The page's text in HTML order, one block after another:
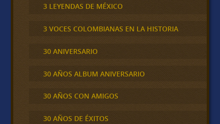
3 LEYENDAS DE MÉXICO
3 VOCES COLOMBIANAS EN LA HISTORIA
30 ANIVERSARIO
30 AÑOS ALBUM ANIVERSARIO
30 AÑOS CON AMIGOS
30 AÑOS DE ÉXITOS